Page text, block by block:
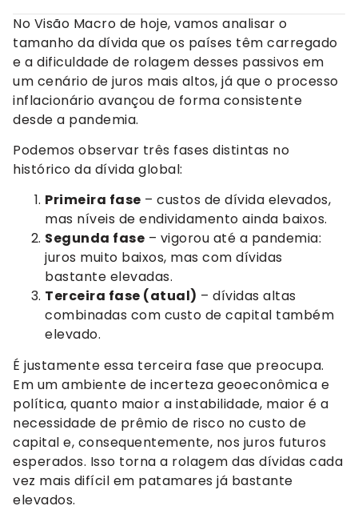
No Visão Macro de hoje, vamos analisar o
tamanho da dívida que os países têm carregado
e a dificuldade de rolagem desses passivos em
um cenário de juros mais altos, já que o processo
inflacionário avançou de forma consistente
desde a pandemia.
Podemos observar três fases distintas no
histórico da dívida global:
Primeira fase – custos de dívida elevados,
mas níveis de endividamento ainda baixos.
Segunda fase – vigorou até a pandemia:
juros muito baixos, mas com dívidas
bastante elevadas.
Terceira fase (atual) – dívidas altas
combinadas com custo de capital também
elevado.
É justamente essa terceira fase que preocupa.
Em um ambiente de incerteza geoeconômica e
política, quanto maior a instabilidade, maior é a
necessidade de prêmio de risco no custo de
capital e, consequentemente, nos juros futuros
esperados. Isso torna a rolagem das dívidas cada
vez mais difícil em patamares já bastante
elevados.